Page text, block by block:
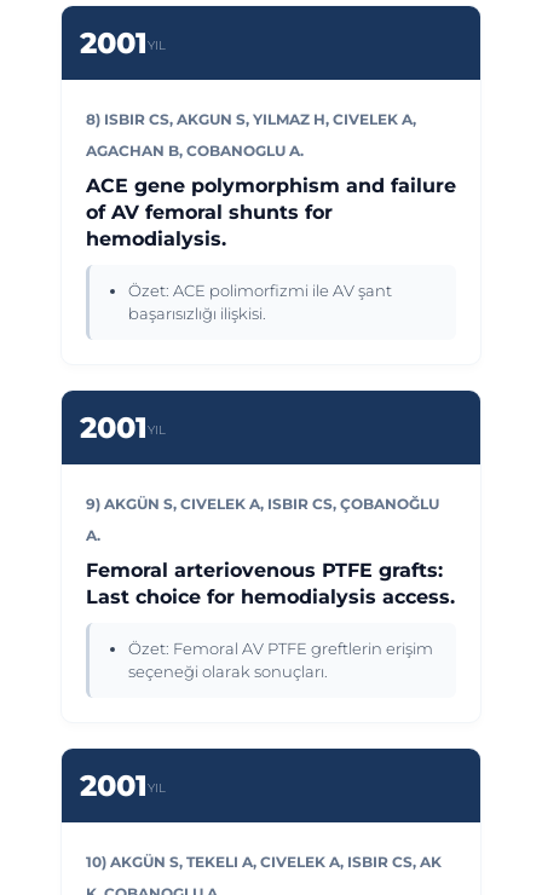
2001YIL
8) ISBIR CS, AKGUN S, YILMAZ H, CIVELEK A,
AGACHAN B, COBANOGLU A.
ACE gene polymorphism and failure
of AV femoral shunts for
hemodialysis.
Özet: ACE polimorfizmi ile AV şant
başarısızlığı ilişkisi.
2001YIL
9) AKGÜN S, CIVELEK A, ISBIR CS, ÇOBANOĞLU
A.
Femoral arteriovenous PTFE grafts:
Last choice for hemodialysis access.
Özet: Femoral AV PTFE greftlerin erişim
seçeneği olarak sonuçları.
2001YIL
10) AKGÜN S, TEKELI A, CIVELEK A, ISBIR CS, AK